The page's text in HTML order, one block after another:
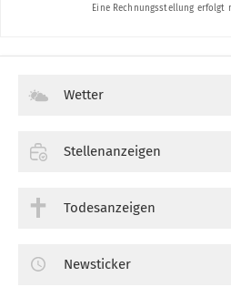
Wetter
Stellenanzeigen
Todesanzeigen
Newsticker